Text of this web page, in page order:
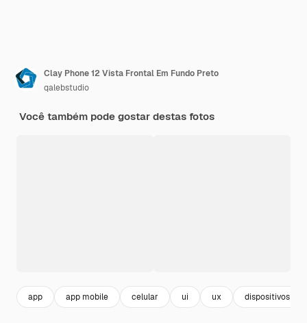
Clay Phone 12 Vista Frontal Em Fundo Preto
qalebstudio
Você também pode gostar destas fotos
app app mobile celular ui ux dispositivos